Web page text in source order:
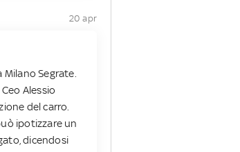
20 apr
Segrate.
Alessio
del carro.
ipotizzare un
dicendosi